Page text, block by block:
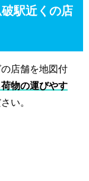
駅近くの店
店舗を地図付
物の運びやす
い。